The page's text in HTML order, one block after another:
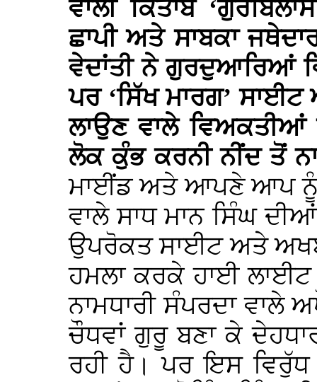
ਵਾਲੀ ਕਿਤਾਬ
ਛਾਪੀ ਅਤੇ ਸਾਬਕਾ
ਵੇਦਾਂਤੀ ਨੇ ਗੁਰਦੁਆਰਿਆਂ
ਪਰ ‘ਸਿੱਖ ਮਾਰਗ’ ਸਾਈਟ
ਲਾਉਣ ਵਾਲੇ
ਲੋਕ ਕੁੰਭ ਕਰਨੀ ਨੀਂਦ ਤੋਂ
ਮਾਈਂਡ ਅਤੇ ਆਪਣੇ ਆਪ ਨੂੰ
ਵਾਲੇ ਸਾਧ ਮਾਨ ਸਿੰਘ
ਉਪਰੋਕਤ ਸਾਈਟ ਅਤੇ
ਹਮਲਾ ਕਰਕੇ ਹਾਈ
ਨਾਮਧਾਰੀ ਸੰਪਰਦਾ ਵਾਲੇ
ਚੌਧਵਾਂ ਗੁਰੂ ਬਣਾ ਕੇ
ਰਹੀ ਹੈ। ਪਰ ਇਸ